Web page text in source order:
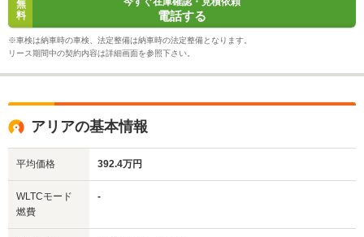
無
料
電話する
※車検は納車時の車検、法定整備は納車時の法定整備となります。
リース期間中の契約内容は詳細画面を参照下さい。
アリアの基本情報
平均価格 392.4万円
WLTCモード
燃費
-